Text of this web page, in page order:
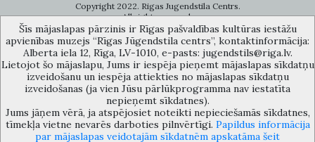
Copyright 2022. Rigas Jugendstila Centrs.
All right reserved.
Pierakstīties jaunumiem
Rīgas pašvaldības kultūras iestāžu apvienības muzejs “Rīgas Jūgendstila
centrs”, Alberta iela 12, Rīga, LV 1010, Latvija (durvju kods: 12),
jugendstils@riga.lv
Šīs mājaslapas pārzinis ir Rīgas pašvaldības kultūras iestāžu
apvienības muzejs “Rīgas Jūgendstila centrs”, kontaktinformācija:
Alberta iela 12, Rīga, LV-1010, e-pasts: jugendstils@riga.lv.
Lietojot šo mājaslapu, Jums ir iespēja pieņemt mājaslapas sīkdatņu
izveidošanu un iespēja attiekties no mājaslapas sīkdatņu
izveidošanas (ja vien Jūsu pārlūkprogramma nav iestatīta
nepieņemt sīkdatnes).
Jums jāņem vērā, ja atspējosiet noteikti nepieciešamās sīkdatnes,
tīmekļa vietne nevarēs darboties pilnvērtīgi. Papildus informācija
par mājaslapas veidotajām sīkdatnēm apskatāma šeit